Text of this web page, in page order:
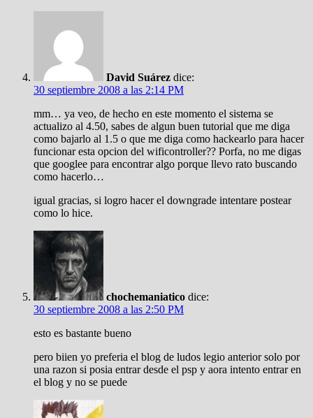
David Suárez dice:
30 septiembre 2008 a las 2:14 PM
mm… ya veo, de hecho en este momento el sistema se
actualizo al 4.50, sabes de algun buen tutorial que me diga
como bajarlo al 1.5 o que me diga como hackearlo para hacer
funcionar esta opcion del wificontroller?? Porfa, no me digas
que googlee para encontrar algo porque llevo rato buscando
como hacerlo…
igual gracias, si logro hacer el downgrade intentare postear
como lo hice.
chochemaniatico dice:
30 septiembre 2008 a las 2:50 PM
esto es bastante bueno
pero biien yo preferia el blog de ludos legio anterior solo por
una razon si posia entrar desde el psp y aora intento entrar en
el blog y no se puede